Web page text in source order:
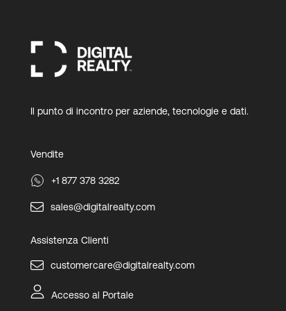
Il punto di incontro per aziende, tecnologie e dati.
Vendite
+1 877 378 3282
sales@digitalrealty.com
Assistenza Clienti
customercare@digitalrealty.com
Accesso al Portale